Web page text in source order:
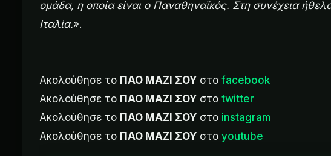
ομάδα, η οποία είναι ο Παναθηναϊκός. Στη συνέχεια
Ιταλία.».
Ακολούθησε το ΠΑΟ ΜΑΖΙ ΣΟΥ στο facebook
Ακολούθησε το ΠΑΟ ΜΑΖΙ ΣΟΥ στο twitter
Ακολούθησε το ΠΑΟ ΜΑΖΙ ΣΟΥ στο instagram
Ακολούθησε το ΠΑΟ ΜΑΖΙ ΣΟΥ στο youtube